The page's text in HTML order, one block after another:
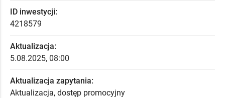
ID inwestycji:
4218579
Aktualizacja:
5.08.2025, 08:00
Aktualizacja zapytania:
Aktualizacja, dostęp promocyjny